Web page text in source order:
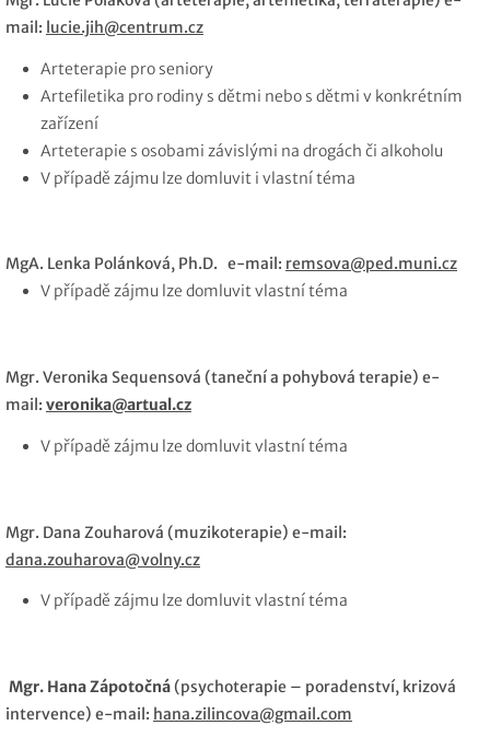
mail: lucie.jih@centrum.cz
Arteterapie pro seniory
Artefiletika pro rodiny s dětmi nebo s dětmi v konkrétním
zařízení
Arteterapie s osobami závislými na drogách či alkoholu
V případě zájmu lze domluvit i vlastní téma
MgA. Lenka Polánková, Ph.D. e-mail: remsova@ped.muni.cz
V případě zájmu lze domluvit vlastní téma
Mgr. Veronika Sequensová (taneční a pohybová terapie) e-
mail: veronika@artual.cz
V případě zájmu lze domluvit vlastní téma
Mgr. Dana Zouharová (muzikoterapie) e-mail:
dana.zouharova@volny.cz
V případě zájmu lze domluvit vlastní téma
Mgr. Hana Zápotočná(psychoterapie – poradenství, krizová
intervence) e-mail: hana.zilincova@gmail.com